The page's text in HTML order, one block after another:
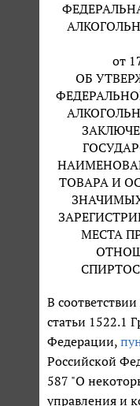
от
ОБ
ТОВАРА И
МЕСТА
В
статьи 1522.1
Федерации,
Российской
587 "О
управления и